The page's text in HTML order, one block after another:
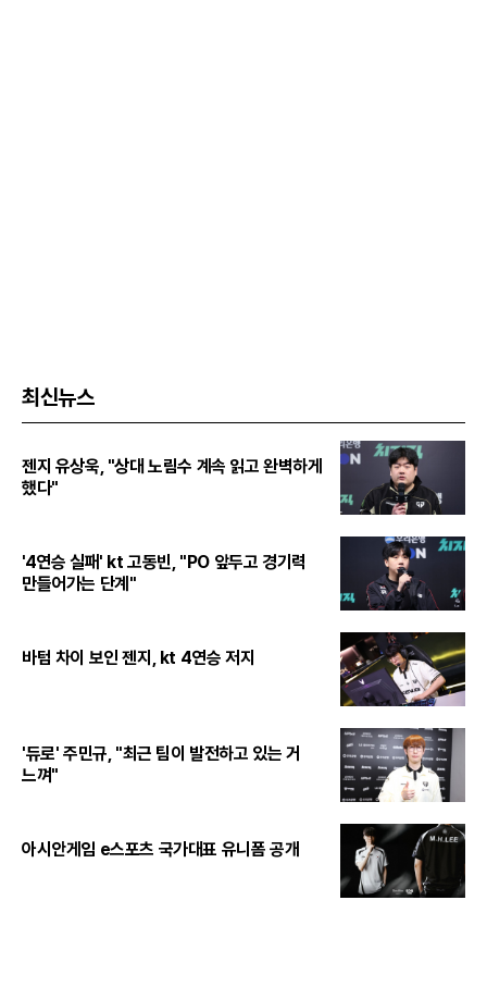
최신뉴스
젠지 유상욱, "상대 노림수 계속 읽고 완벽하게
했다"
'4연승 실패' kt 고동빈, "PO 앞두고 경기력
만들어가는 단계"
바텀 차이 보인 젠지, kt 4연승 저지
'듀로' 주민규, "최근 팀이 발전하고 있는 거
느껴"
아시안게임 e스포츠 국가대표 유니폼 공개